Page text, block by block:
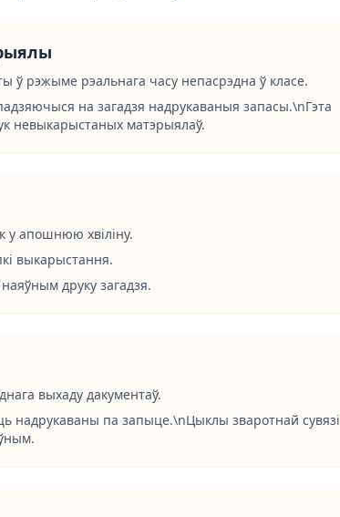
ў рэжыме рэальнага часу непасрэдна ў класе.
на загадзя надрукаваныя запасы.\nГэта
невыкарыстаных матэрыялаў.
у апошнюю хвіліну.
выкарыстання.
друку загадзя.
выхаду дакументаў.
надрукаваны па запыце.\nЦыклы зваротнай сувязі